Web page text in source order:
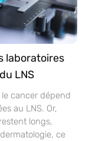
laboratoires
LNS
cancer dépend
au LNS. Or,
longs,
ce